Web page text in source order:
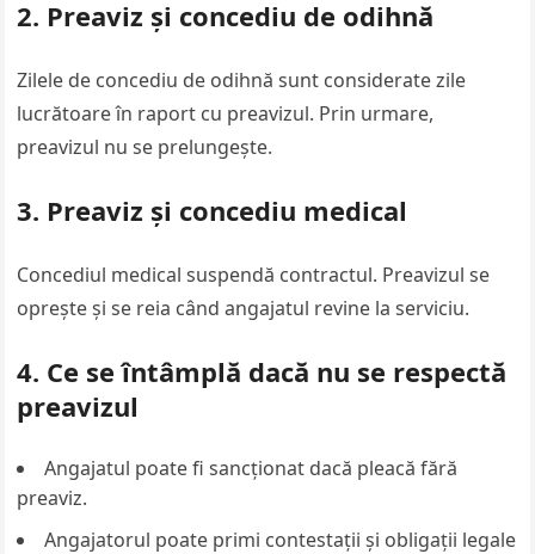
2. Preaviz și concediu de odihnă
Zilele de concediu de odihnă sunt considerate zile
lucrătoare în raport cu preavizul. Prin urmare,
preavizul nu se prelungește.
3. Preaviz și concediu medical
Concediul medical suspendă contractul. Preavizul se
oprește și se reia când angajatul revine la serviciu.
4. Ce se întâmplă dacă nu se respectă
preavizul
Angajatul poate fi sancționat dacă pleacă fără
preaviz.
Angajatorul poate primi contestații și obligații legale